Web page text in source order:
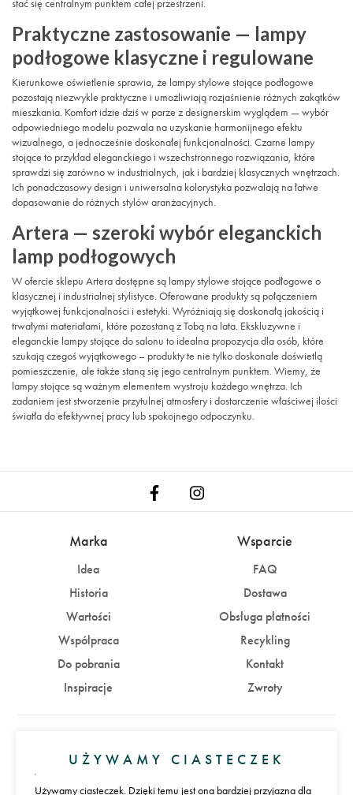
stać się centralnym punktem całej przestrzeni.
Praktyczne zastosowanie — lampy
podłogowe klasyczne i regulowane
Kierunkowe oświetlenie sprawia, że lampy stylowe stojące podłogowe
pozostają niezwykle praktyczne i umożliwiają rozjaśnienie różnych zakątków
mieszkania. Komfort idzie dziś w parze z designerskim wyglądem — wybór
odpowiedniego modelu pozwala na uzyskanie harmonijnego efektu
wizualnego, a jednocześnie doskonałej funkcjonalności. Czarne lampy
stojące to przykład eleganckiego i wszechstronnego rozwiązania, które
sprawdzi się zarówno w industrialnych, jak i bardziej klasycznych wnętrzach.
Ich ponadczasowy design i uniwersalna kolorystyka pozwalają na łatwe
dopasowanie do różnych stylów aranżacyjnych.
Artera — szeroki wybór eleganckich
lamp podłogowych
W ofercie sklepu Artera dostępne są lampy stylowe stojące podłogowe o
klasycznej i industrialnej stylistyce. Oferowane produkty są połączeniem
wyjątkowej funkcjonalności i estetyki. Wyróżniają się doskonałą jakością i
trwałymi materiałami, które pozostaną z Tobą na lata. Ekskluzywne i
eleganckie lampy stojące do salonu to idealna propozycja dla osób, które
szukają czegoś wyjątkowego – produkty te nie tylko doskonale doświetlą
pomieszczenie, ale także staną się jego centralnym punktem. Wiemy, że
lampy stojące są ważnym elementem wystroju każdego wnętrza. Ich
zadaniem jest stworzenie przytulnej atmosfery i dostarczenie właściwej ilości
światła do efektywnej pracy lub spokojnego odpoczynku.
Marka
Idea
Historia
Wartości
Współpraca
Do pobrania
Inspiracje
Wsparcie
FAQ
Dostawa
Obsługa płatności
Recykling
Kontakt
Zwroty
Zaloguj się Załóż konto
UŻYWAMY CIASTECZEK
Używamy ciasteczek. Dzięki temu jest ona bardziej przyjazna dla